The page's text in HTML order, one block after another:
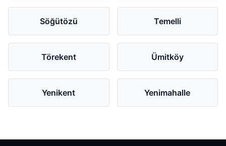
Söğütözü Temelli
Törekent Ümitköy
Yenikent Yenimahalle